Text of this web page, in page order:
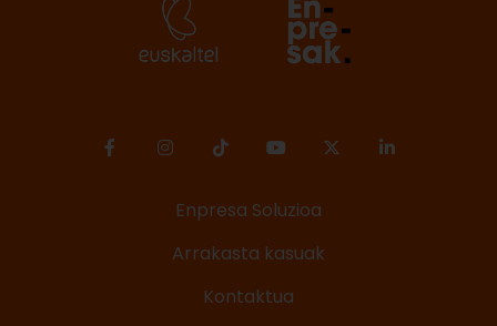
Enpresa Soluzioa
Arrakasta kasuak
Kontaktua